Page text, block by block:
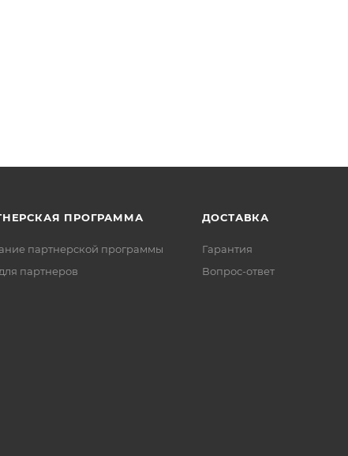
ПРОГРАММА
партнерской программы
партнеров
ДОСТАВКА
Гарантия
Вопрос-ответ